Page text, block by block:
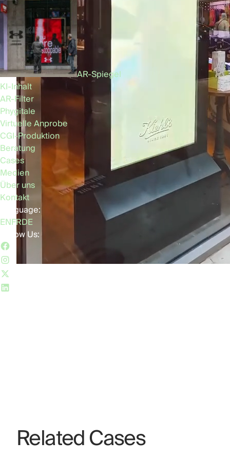
AR-Spiegel
KI-Inhalt
AR-Filter
Phygitale
Virtuelle Anprobe
CGI-Produktion
Beratung
Cases
Medien
Über uns
Kontakt
Language:
ENFRDE
Follow Us:
Related Cases